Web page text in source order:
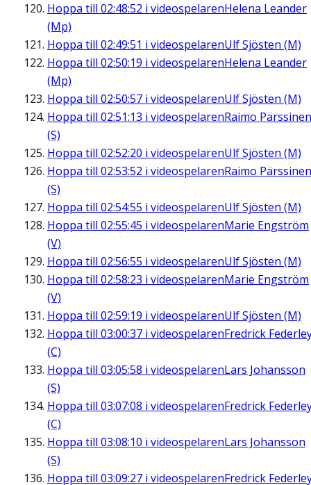
Hoppa till 02:48:52 i videospelarenHelena Leander
(Mp)
Hoppa till 02:49:51 i videospelarenUlf Sjösten (M)
Hoppa till 02:50:19 i videospelarenHelena Leander
(Mp)
Hoppa till 02:50:57 i videospelarenUlf Sjösten (M)
Hoppa till 02:51:13 i videospelarenRaimo Pärssinen
(S)
Hoppa till 02:52:20 i videospelarenUlf Sjösten (M)
Hoppa till 02:53:52 i videospelarenRaimo Pärssinen
(S)
Hoppa till 02:54:55 i videospelarenUlf Sjösten (M)
Hoppa till 02:55:45 i videospelarenMarie Engström
(V)
Hoppa till 02:56:55 i videospelarenUlf Sjösten (M)
Hoppa till 02:58:23 i videospelarenMarie Engström
(V)
Hoppa till 02:59:19 i videospelarenUlf Sjösten (M)
Hoppa till 03:00:37 i videospelarenFredrick
(C)
Hoppa till 03:05:58 i videospelarenLars Johansson
(S)
Hoppa till 03:07:08 i videospelarenFredrick
(C)
Hoppa till 03:08:10 i videospelarenLars Johansson
(S)
Hoppa till 03:09:27 i videospelarenFredrick